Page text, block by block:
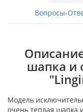
Вопросы-
шапка и
Модель
очень теплая шапка